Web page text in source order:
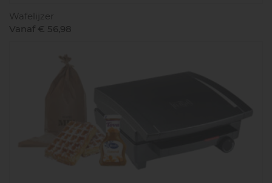
Wafelijzer
Vanaf € 56,98